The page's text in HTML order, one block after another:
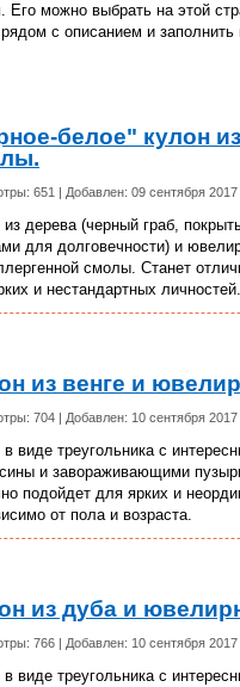
можно выбрать на этой
с описанием и
белое" кулон
651 | Добавлен: 09 сентября 2017
из дерева (черный граб,
для долговечности) и
смолы. Станет
и нестандартных личностей.
из венге и
704 | Добавлен: 10 сентября 2017
в виде треугольника с
и завораживающими
подойдет для ярких и
от пола и возраста.
из дуба и
766 | Добавлен: 10 сентября 2017
в виде треугольника с